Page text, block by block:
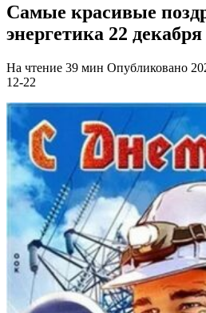
Самые красивые
энергетика 22 декабря
На чтение 39 мин Опубликовано
12-22